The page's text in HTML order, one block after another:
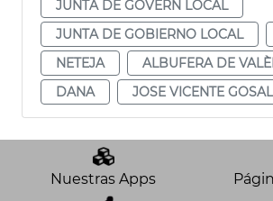
JUNTA DE GOVERN LOCAL
JUNTA DE GOBIERNO LOCAL
NETEJA
ALBUFERA DE
DANA
JOSE VICENTE
Nuestras Apps